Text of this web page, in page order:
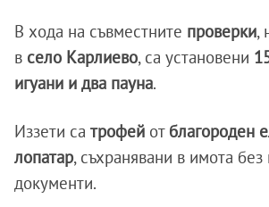
В хода на съвместните проверки,
в село Карлиево, са установени
игуани и два пауна.
Иззети са трофей от благороден
лопатар, съхранявани в имота
документи.